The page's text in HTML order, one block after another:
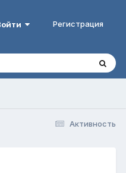
Регистрация
Активность